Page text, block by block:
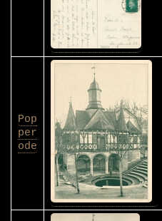
Pop
per
ode